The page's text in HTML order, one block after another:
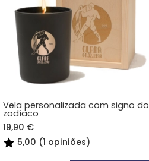
Vela personalizada com signo do
zodíaco
19,90 €
5,00 (1 opiniões)